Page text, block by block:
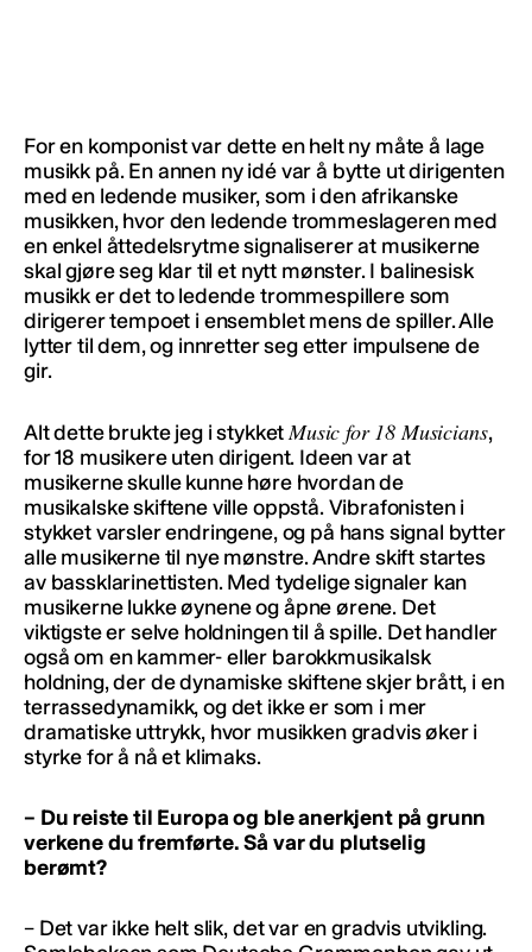
For en komponist var dette en helt ny måte å lage
musikk på. En annen ny idé var å bytte ut dirigenten
med en ledende musiker, som i den afrikanske
musikken, hvor den ledende trommeslageren med
en enkel åttedelsrytme signaliserer at musikerne
skal gjøre seg klar til et nytt mønster. I balinesisk
musikk er det to ledende trommespillere som
dirigerer tempoet i ensemblet mens de spiller. Alle
lytter til dem, og innretter seg etter impulsene de
gir.
Alt dette brukte jeg i stykketMusic for 18 Musicians,
for 18 musikere uten dirigent. Ideen var at
musikerne skulle kunne høre hvordan de
musikalske skiftene ville oppstå. Vibrafonisten i
stykket varsler endringene, og på hans signal bytter
alle musikerne til nye mønstre. Andre skift startes
av bassklarinettisten. Med tydelige signaler kan
musikerne lukke øynene og åpne ørene. Det
viktigste er selve holdningen til å spille. Det handler
også om en kammer- eller barokkmusikalsk
holdning, der de dynamiske skiftene skjer brått, i en
terrassedynamikk, og det ikke er som i mer
dramatiske uttrykk, hvor musikken gradvis øker i
styrke for å nå et klimaks.
– Du reiste til Europa og ble anerkjent på grunn
verkene du fremførte. Så var du plutselig
berømt?
– Det var ikke helt slik, det var en gradvis utvikling.